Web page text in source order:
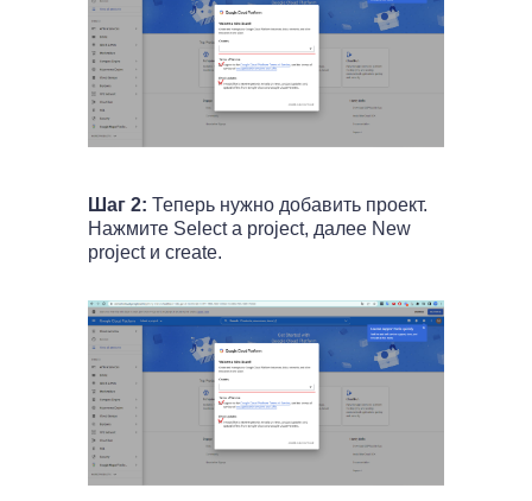
Шаг 2: Теперь нужно добавить проект.
Нажмите Select a project, далее New
project и create.